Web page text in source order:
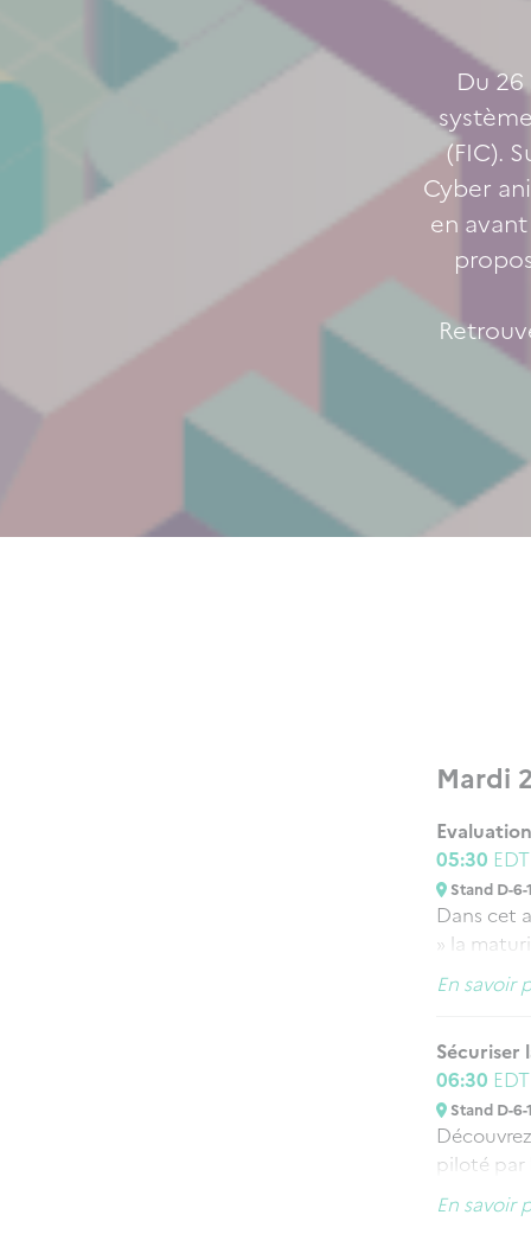
Du
(FIC).
Cyber
en
Mardi
05:30 EDT
Stand D-6-1
Dans cet
» la
base du
et Crise
En savoir
Sécuriser
06:30 EDT
Stand D-6-1
piloté par
En savoir